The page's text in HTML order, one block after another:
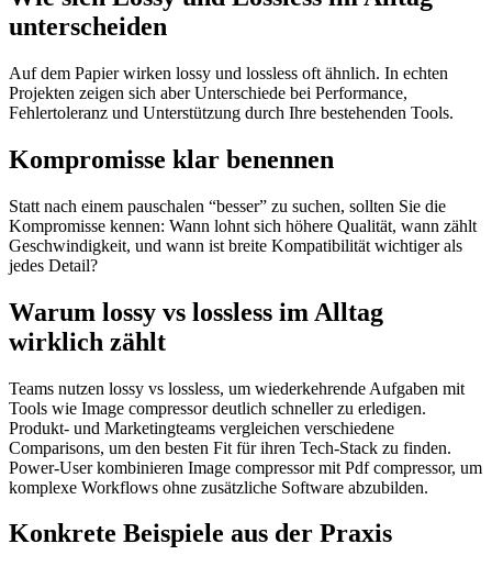
unterscheiden
Auf dem Papier wirken lossy und lossless oft ähnlich. In echten
Projekten zeigen sich aber Unterschiede bei Performance,
Fehlertoleranz und Unterstützung durch Ihre bestehenden Tools.
Kompromisse klar benennen
Statt nach einem pauschalen “besser” zu suchen, sollten Sie die
Kompromisse kennen: Wann lohnt sich höhere Qualität, wann zählt
Geschwindigkeit, und wann ist breite Kompatibilität wichtiger als
jedes Detail?
Warum lossy vs lossless im Alltag
wirklich zählt
Teams nutzen lossy vs lossless, um wiederkehrende Aufgaben mit
Tools wie Image compressor deutlich schneller zu erledigen.
Produkt- und Marketingteams vergleichen verschiedene
Comparisons, um den besten Fit für ihren Tech-Stack zu finden.
Power-User kombinieren Image compressor mit Pdf compressor, um
komplexe Workflows ohne zusätzliche Software abzubilden.
Konkrete Beispiele aus der Praxis